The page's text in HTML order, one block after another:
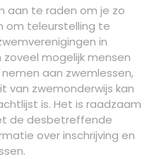
aan te raden om je zo
om teleurstelling te
in
mogelijk mensen
aan zwemlessen,
van zwemonderwijs kan
is. Het is raadzaam
de desbetreffende
over inschrijving en